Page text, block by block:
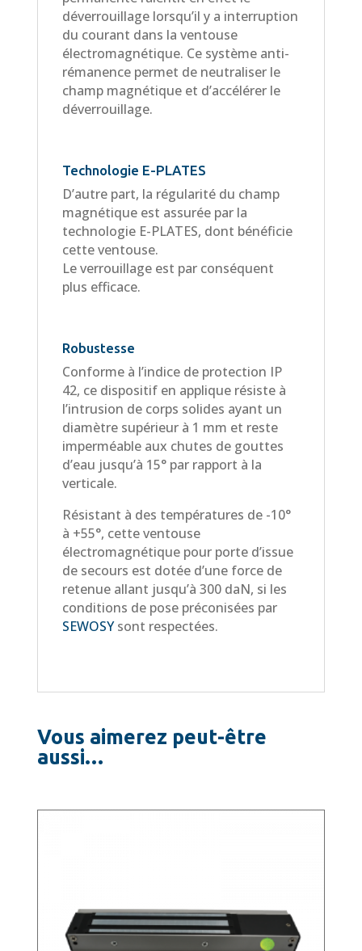
déverrouillage lorsqu’il y a interruption
du courant dans la ventouse
électromagnétique. Ce système anti-
rémanence permet de neutraliser le
champ magnétique et d’accélérer le
déverrouillage.
Technologie E-PLATES
D’autre part, la régularité du champ
magnétique est assurée par la
technologie E-PLATES, dont bénéficie
cette ventouse.
Le verrouillage est par conséquent
plus efficace.
Robustesse
Conforme à l’indice de protection IP
42, ce dispositif en applique résiste à
l’intrusion de corps solides ayant un
diamètre supérieur à 1 mm et reste
imperméable aux chutes de gouttes
d’eau jusqu’à 15° par rapport à la
verticale.
Résistant à des températures de -10°
à +55°, cette ventouse
électromagnétique pour porte d’issue
de secours est dotée d’une force de
retenue allant jusqu’à 300 daN, si les
conditions de pose préconisées par
SEWOSYsont respectées.
Vous aimerez peut-être
aussi…